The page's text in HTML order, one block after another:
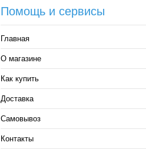
Помощь и сервисы
Главная
О магазине
Как купить
Доставка
Самовывоз
Контакты